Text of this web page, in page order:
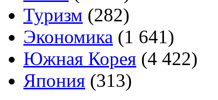
Туризм (282)
Экономика (1 641)
Южная Корея (4 422)
Япония (313)